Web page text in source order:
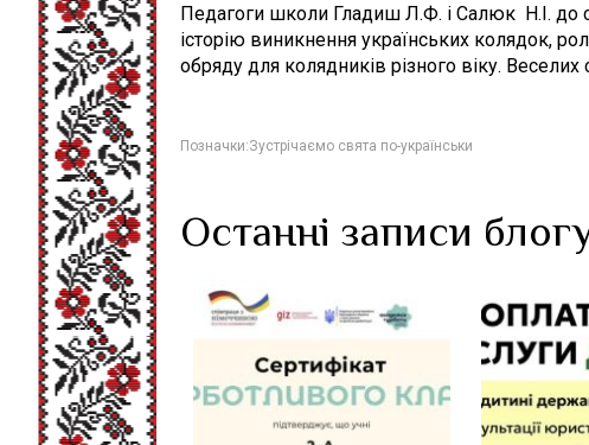
Педагоги школи Гладиш Л.Ф. і Салюк Н.І. до
історію виникнення українських колядок,
обряду для колядників різного віку.
Позначки:Зустрічаємо свята по-українськи
Останні записи